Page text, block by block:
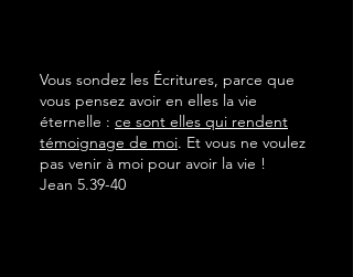
Vous sondez les Écritures, parce que
vous pensez avoir en elles la vie
éternelle : ce sont elles qui rendent
témoignage de moi. Et vous ne voulez
pas venir à moi pour avoir la vie !
Jean 5.39-40